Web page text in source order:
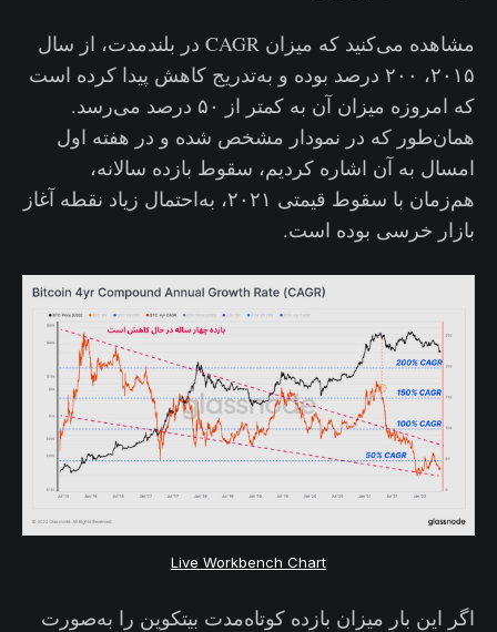
مشاهده می‌کنید که میزان CAGR در بلندمدت، از سال
۲۰۱۵، ۲۰۰ درصد بوده و به‌تدریج کاهش پیدا کرده است
که امروزه میزان آن به کمتر از ۵۰ درصد می‌رسد.
همان‌طور که در نمودار مشخص شده و در هفته اول
امسال به آن اشاره کردیم، سقوط بازده سالانه،
هم‌زمان با سقوط قیمتی ۲۰۲۱، به‌احتمال زیاد نقطه آغاز
بازار خرسی بوده است.
Live Workbench Chart
اگر این بار میزان بازده کوتاه‌مدت بیتکوین را به‌صورت